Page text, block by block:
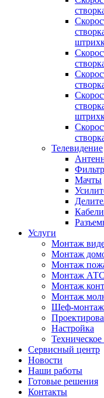
Телевидение
Мачты
Кабели
Услуги
Монтаж
Монтаж
Монтаж
Монтаж АТС
Монтаж
Монтаж
Шеф-монтаж
Настройка
Сервисный центр
Новости
Наши работы
Готовые решения
Контакты